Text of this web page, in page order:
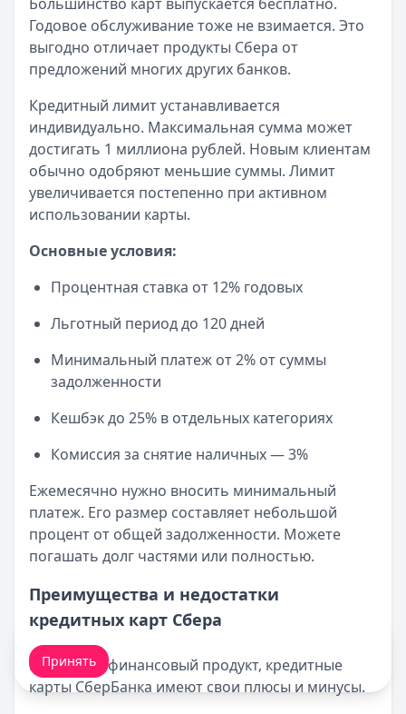
Годовое обслуживание тоже не взимается. Это
выгодно отличает продукты Сбера от
предложений многих других банков.
Кредитный лимит устанавливается
индивидуально. Максимальная сумма может
достигать 1 миллиона рублей. Новым клиентам
обычно одобряют меньшие суммы. Лимит
увеличивается постепенно при активном
использовании карты.
Основные условия:
Процентная ставка от 12% годовых
Льготный период до 120 дней
Минимальный платеж от 2% от суммы
задолженности
Кешбэк до 25% в отдельных категориях
Комиссия за снятие наличных — 3%
Ежемесячно нужно вносить минимальный
платеж. Его размер составляет небольшой
процент от общей задолженности. Можете
погашать долг частями или полностью.
Преимущества и недостатки
кредитных карт Сбера
Как любой финансовый продукт, кредитные
карты СберБанка имеют свои плюсы и минусы.
Мы обрабатываем ваши cookie-файлы
Принять